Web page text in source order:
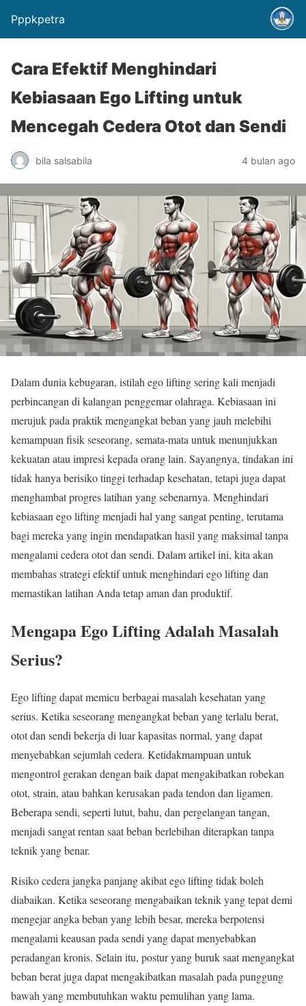
Pppkpetra
Cara Efektif Menghindari
Kebiasaan Ego Lifting untuk
Mencegah Cedera Otot dan Sendi
bila salsabila 4 bulan ago
Dalam dunia kebugaran, istilah ego lifting sering kali menjadi
perbincangan di kalangan penggemar olahraga. Kebiasaan ini
merujuk pada praktik mengangkat beban yang jauh melebihi
kemampuan fisik seseorang, semata-mata untuk menunjukkan
kekuatan atau impresi kepada orang lain. Sayangnya, tindakan ini
tidak hanya berisiko tinggi terhadap kesehatan, tetapi juga dapat
menghambat progres latihan yang sebenarnya. Menghindari
kebiasaan ego lifting menjadi hal yang sangat penting, terutama
bagi mereka yang ingin mendapatkan hasil yang maksimal tanpa
mengalami cedera otot dan sendi. Dalam artikel ini, kita akan
membahas strategi efektif untuk menghindari ego lifting dan
memastikan latihan Anda tetap aman dan produktif.
Mengapa Ego Lifting Adalah Masalah
Serius?
Ego lifting dapat memicu berbagai masalah kesehatan yang
serius. Ketika seseorang mengangkat beban yang terlalu berat,
otot dan sendi bekerja di luar kapasitas normal, yang dapat
menyebabkan sejumlah cedera. Ketidakmampuan untuk
mengontrol gerakan dengan baik dapat mengakibatkan robekan
otot, strain, atau bahkan kerusakan pada tendon dan ligamen.
Beberapa sendi, seperti lutut, bahu, dan pergelangan tangan,
menjadi sangat rentan saat beban berlebihan diterapkan tanpa
teknik yang benar.
Risiko cedera jangka panjang akibat ego lifting tidak boleh
diabaikan. Ketika seseorang mengabaikan teknik yang tepat demi
mengejar angka beban yang lebih besar, mereka berpotensi
mengalami keausan pada sendi yang dapat menyebabkan
peradangan kronis. Selain itu, postur yang buruk saat mengangkat
beban berat juga dapat mengakibatkan masalah pada punggung
bawah yang membutuhkan waktu pemulihan yang lama.